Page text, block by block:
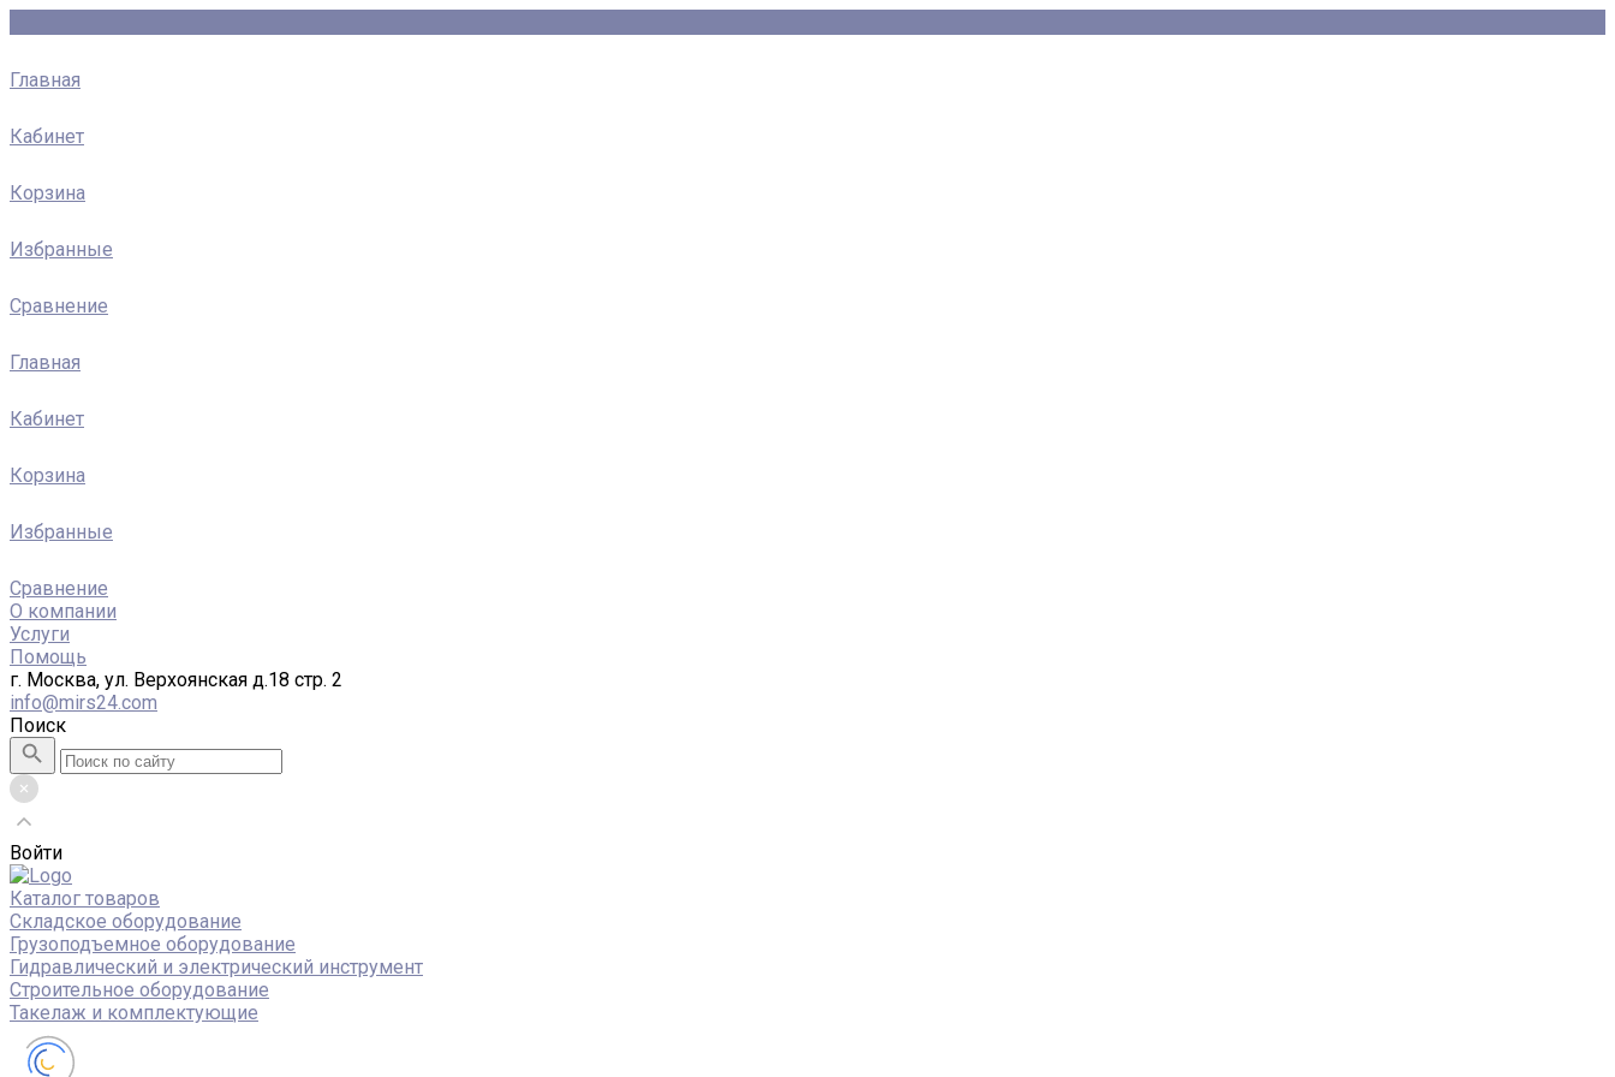
Главная
Кабинет
Корзина
Избранные
Сравнение
Главная
Кабинет
Корзина
Избранные
Сравнение
О компании
Услуги
Помощь
г. Москва, ул. Верхоянская д.18 стр. 2
info@mirs24.com
Поиск
Войти
Каталог товаров
Складское оборудование
Грузоподъемное оборудование
Гидравлический и электрический инструмент
Строительное оборудование
Такелаж и комплектующие